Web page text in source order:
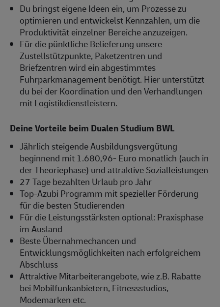
Du bringst eigene Ideen ein, um Prozesse zu
optimieren und entwickelst Kennzahlen, um die
Produktivität einzelner Bereiche anzuzeigen.
Für die pünktliche Belieferung unsere
Zustellstützpunkte, Paketzentren und
Briefzentren wird ein abgestimmtes
Fuhrparkmanagement benötigt. Hier unterstützt
du bei der Koordination und den Verhandlungen
mit Logistikdienstleistern.
Deine Vorteile beim Dualen Studium BWL
Jährlich steigende Ausbildungsvergütung
beginnend mit 1.680,96- Euro monatlich (auch in
der Theoriephase) und attraktive Sozialleistungen
27 Tage bezahlten Urlaub pro Jahr
Top-Azubi Programm mit spezieller Förderung
für die besten Studierenden
Für die Leistungsstärksten optional: Praxisphase
im Ausland
Beste Übernahmechancen und
Entwicklungsmöglichkeiten nach erfolgreichem
Abschluss
Attraktive Mitarbeiterangebote, wie z.B. Rabatte
bei Mobilfunkanbietern, Fitnessstudios,
Modemarken etc.